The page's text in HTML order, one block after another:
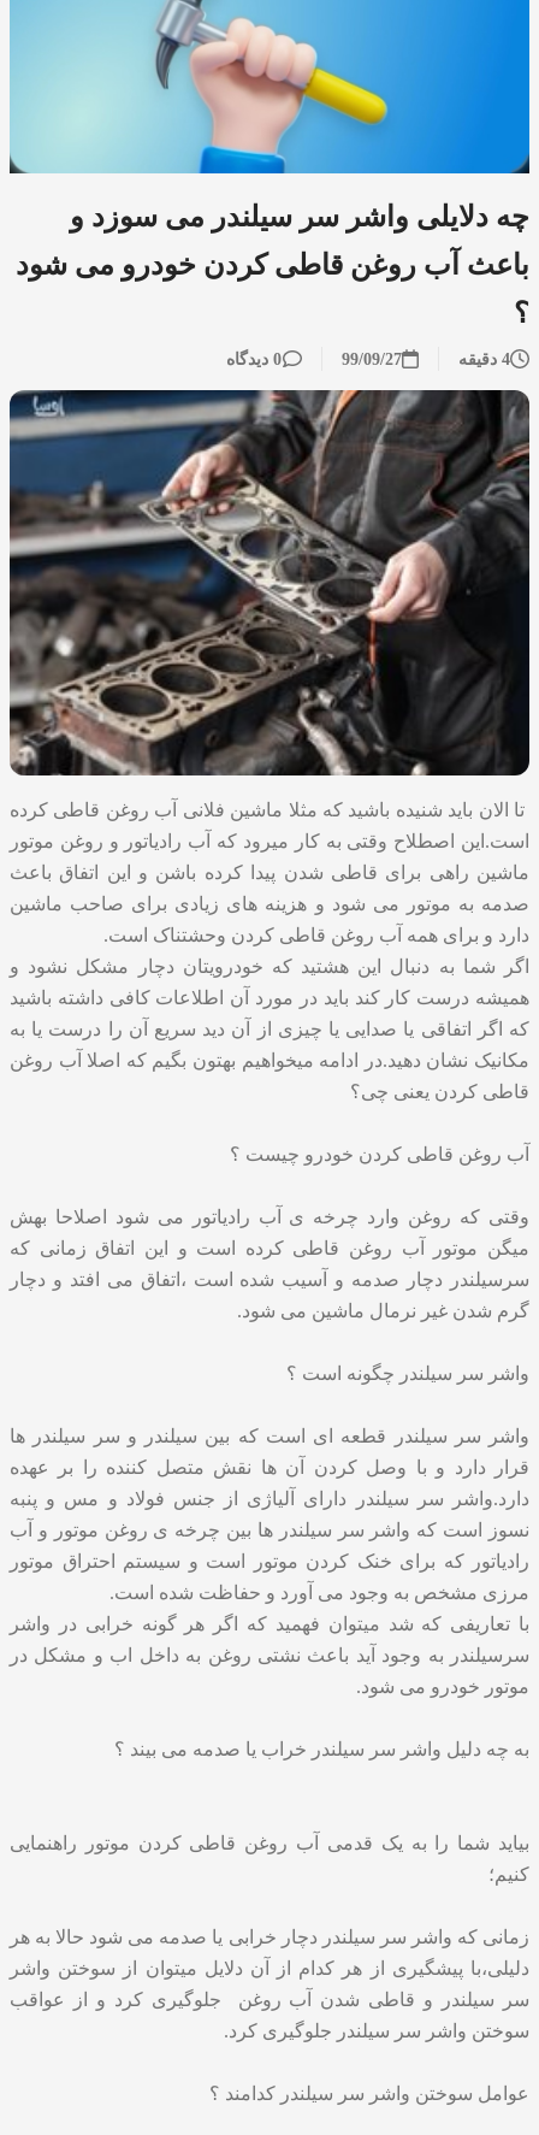
چه دلایلی واشر سر سیلندر می سوزد و
باعث آب روغن قاطی کردن خودرو می شود
؟
4 دقیقه 99/09/27 0 دیدگاه
تا الان باید شنیده باشید که مثلا ماشین فلانی آب روغن قاطی کرده
است.این اصطلاح وقتی به کار میرود که آب رادیاتور و روغن موتور
ماشین راهی برای قاطی شدن پیدا کرده باشن و این اتفاق باعث
صدمه به موتور می شود و هزینه های زیادی برای صاحب ماشین
دارد و برای همه آب روغن قاطی کردن وحشتناک است.
اگر شما به دنبال این هشتید که خودرویتان دچار مشکل نشود و
همیشه درست کار کند باید در مورد آن اطلاعات کافی داشته باشید
که اگر اتفاقی یا صدایی یا چیزی از آن دید سریع آن را درست یا به
مکانیک نشان دهید.در ادامه میخواهیم بهتون بگیم که اصلا آب روغن
قاطی کردن یعنی چی؟
آب روغن قاطی کردن خودرو چیست ؟
وقتی که روغن وارد چرخه ی آب رادیاتور می شود اصلاحا بهش
میگن موتور آب روغن قاطی کرده است و این اتفاق زمانی که
سرسیلندر دچار صدمه و آسیب شده است ،اتفاق می افتد و دچار
گرم شدن غیر نرمال ماشین می شود.
واشر سر سیلندر چگونه است ؟
واشر سر سیلندر قطعه ای است که بین سیلندر و سر سیلندر ها
قرار دارد و با وصل کردن آن ها نقش متصل کننده را بر عهده
دارد.واشر سر سیلندر دارای آلیاژی از جنس فولاد و مس و پنبه
نسوز است که واشر سر سیلندر ها بین چرخه ی روغن موتور و آب
رادیاتور که برای خنک کردن موتور است و سیستم احتراق موتور
مرزی مشخص به وجود می آورد و حفاظت شده است.
با تعاریفی که شد میتوان فهمید که اگر هر گونه خرابی در واشر
سرسیلندر به وجود آید باعث نشتی روغن به داخل اب و مشکل در
موتور خودرو می شود.
به چه دلیل واشر سر سیلندر خراب یا صدمه می بیند ؟
بیاید شما را به یک قدمی آب روغن قاطی کردن موتور راهنمایی
کنیم؛
زمانی که واشر سر سیلندر دچار خرابی یا صدمه می شود حالا به هر
دلیلی،با پیشگیری از هر کدام از آن دلایل میتوان از سوختن واشر
سر سیلندر و قاطی شدن آب روغن جلوگیری کرد و از عواقب
سوختن واشر سر سیلندر جلوگیری کرد.
عوامل سوختن واشر سر سیلندر کدامند ؟